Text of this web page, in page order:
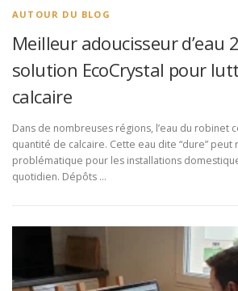
AUTOUR DU BLOG
Meilleur adoucisseur d’eau
solution EcoCrystal pour
calcaire
Dans de nombreuses régions, l’eau du robinet
quantité de calcaire. Cette eau dite “dure”
problématique pour les installations
quotidien. Dépôts …